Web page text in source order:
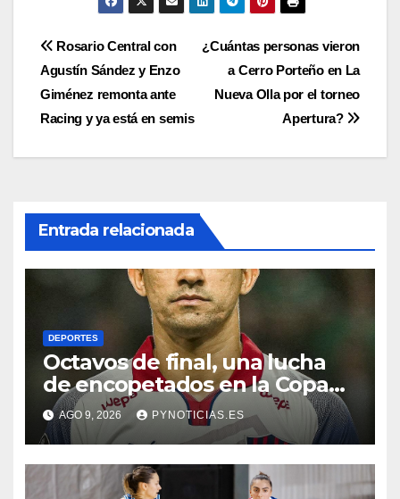
Navegación
de
entradas
¿Cuántas personas vieron
a Cerro Porteño en La
Nueva Olla por el torneo
Apertura?
Rosario Central con
Agustín Sández y Enzo
Giménez remonta ante
Racing y ya está en semis
Entrada relacionada
DEPORTES
Octavos de final, una lucha
de encopetados en la Copa
Libertadores
AGO 9, 2026 PYNOTICIAS.ES